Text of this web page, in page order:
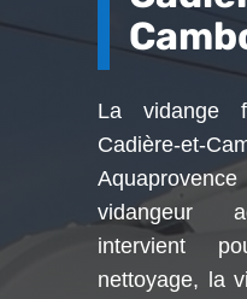
La vidange
Cadière-
vidangeur
intervient
nettoyage, la